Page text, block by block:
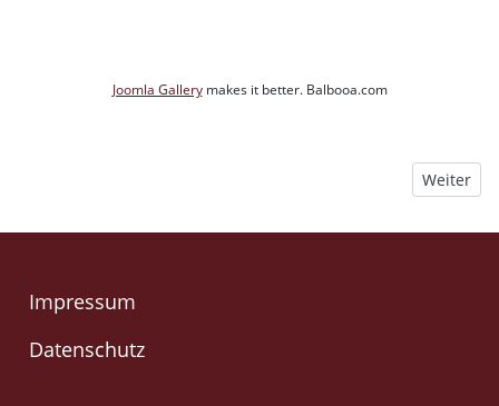
Joomla Gallerymakes it better. Balbooa.com
Nächster
Weiter
Impressum
Datenschutz